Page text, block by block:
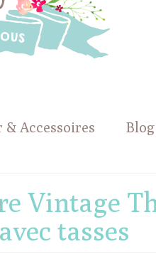
Accessoires Blog
Vintage
tasses